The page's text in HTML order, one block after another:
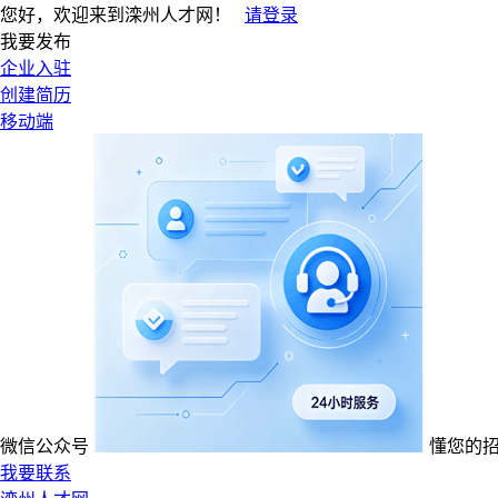
您好，欢迎来到滦州人才网！
请登录
我要发布
企业入驻
创建简历
移动端
微信公众号
懂您的
我要联系